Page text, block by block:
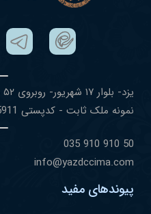
نمونه ملک ثابت - کدپستی 8916965911
50 910 910 035
info@yazdccima.com
پیوندهای مفید